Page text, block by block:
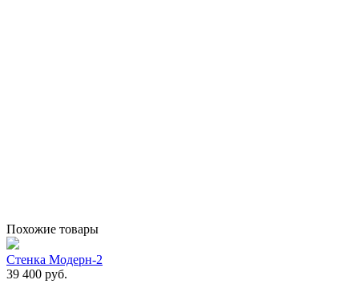
Похожие товары
Cтенка Модерн-2
39 400 руб.